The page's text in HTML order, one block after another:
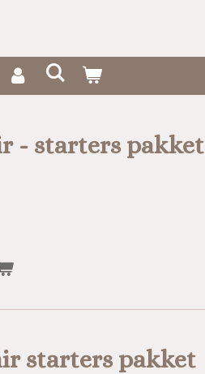
- starters pakket
starters pakket